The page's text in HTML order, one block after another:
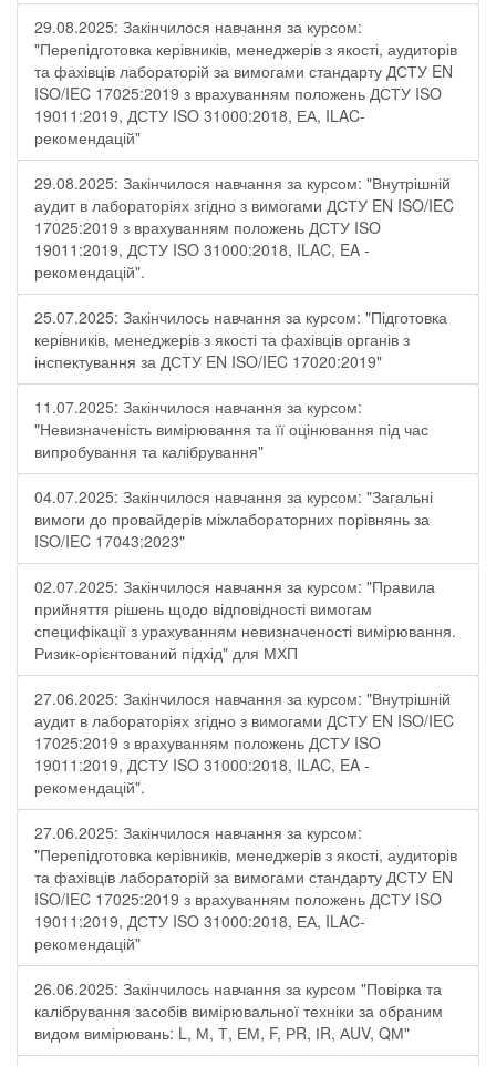
29.08.2025: Закінчилося навчання за курсом:
"Перепідготовка керівників, менеджерів з якості, аудиторів
та фахівців лабораторій за вимогами стандарту ДСТУ EN
ISO/IEC 17025:2019 з врахуванням положень ДСТУ ISO
19011:2019, ДСТУ ISO 31000:2018, ЕА, ILAC-
рекомендацій"
29.08.2025: Закінчилося навчання за курсом: "Внутрішній
аудит в лабораторіях згідно з вимогами ДСТУ EN ISO/IEC
17025:2019 з врахуванням положень ДСТУ ISO
19011:2019, ДСТУ ISO 31000:2018, ILAC, EA -
рекомендацій".
25.07.2025: Закінчилось навчання за курсом: "Підготовка
керівників, менеджерів з якості та фахівців органів з
інспектування за ДСТУ EN ISO/IEC 17020:2019"
11.07.2025: Закінчилося навчання за курсом:
"Невизначеність вимірювання та її оцінювання під час
випробування та калібрування"
04.07.2025: Закінчилося навчання за курсом: "Загальні
вимоги до провайдерів міжлабораторних порівнянь за
ISO/IEC 17043:2023"
02.07.2025: Закінчилося навчання за курсом: "Правила
прийняття рішень щодо відповідності вимогам
специфікації з урахуванням невизначеності вимірювання.
Ризик-орієнтований підхід" для МХП
27.06.2025: Закінчилося навчання за курсом: "Внутрішній
аудит в лабораторіях згідно з вимогами ДСТУ EN ISO/IEC
17025:2019 з врахуванням положень ДСТУ ISO
19011:2019, ДСТУ ISO 31000:2018, ILAC, EA -
рекомендацій".
27.06.2025: Закінчилося навчання за курсом:
"Перепідготовка керівників, менеджерів з якості, аудиторів
та фахівців лабораторій за вимогами стандарту ДСТУ EN
ISO/IEC 17025:2019 з врахуванням положень ДСТУ ISO
19011:2019, ДСТУ ISO 31000:2018, ЕА, ILAC-
рекомендацій"
26.06.2025: Закінчилось навчання за курсом "Повірка та
калібрування засобів вимірювальної техніки за обраним
видом вимірювань: L, М, Т, ЕМ, F, РR, ІR, АUV, QМ"